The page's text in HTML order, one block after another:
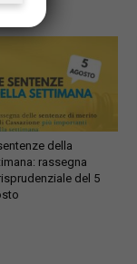
della
rassegna
del 5